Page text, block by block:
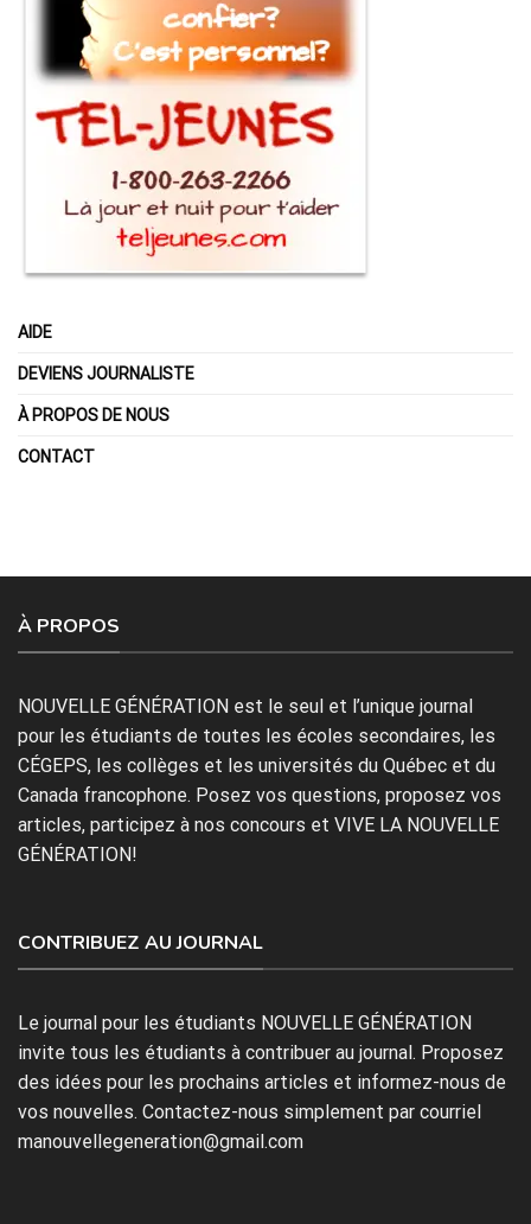
AIDE
DEVIENS JOURNALISTE
À PROPOS DE NOUS
CONTACT
À PROPOS
NOUVELLE GÉNÉRATION est le seul et l’unique journal
pour les étudiants de toutes les écoles secondaires, les
CÉGEPS, les collèges et les universités du Québec et du
Canada francophone. Posez vos questions, proposez vos
articles, participez à nos concours et VIVE LA NOUVELLE
GÉNÉRATION!
CONTRIBUEZ AU JOURNAL
Le journal pour les étudiants NOUVELLE GÉNÉRATION
invite tous les étudiants à contribuer au journal. Proposez
des idées pour les prochains articles et informez-nous de
vos nouvelles. Contactez-nous simplement par courriel
manouvellegeneration@gmail.com